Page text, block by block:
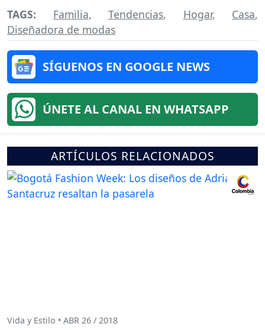
TAGS: Familia, Tendencias, Hogar, Casa,
Diseñadora de modas
SÍGUENOS EN GOOGLE NEWS
ÚNETE AL CANAL EN WHATSAPP
ARTÍCULOS RELACIONADOS
Vida y Estilo • ABR 26 / 2018